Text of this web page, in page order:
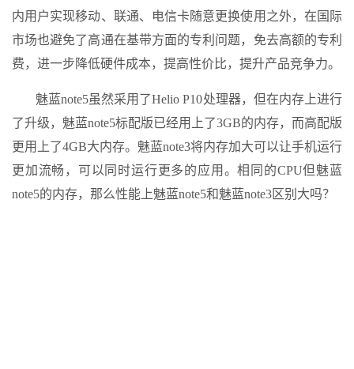
内用户实现移动、联通、电信卡随意更换使用之外，在国际
市场也避免了高通在基带方面的专利问题，免去高额的专利
费，进一步降低硬件成本，提高性价比，提升产品竞争力。
魅蓝note5虽然采用了Helio P10处理器，但在内存上进行
了升级，魅蓝note5标配版已经用上了3GB的内存，而高配版
更用上了4GB大内存。魅蓝note3将内存加大可以让手机运行
更加流畅，可以同时运行更多的应用。相同的CPU但魅蓝
note5的内存，那么性能上魅蓝note5和魅蓝note3区别大吗？